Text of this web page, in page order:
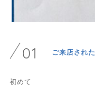
01 ご来店され
初めて